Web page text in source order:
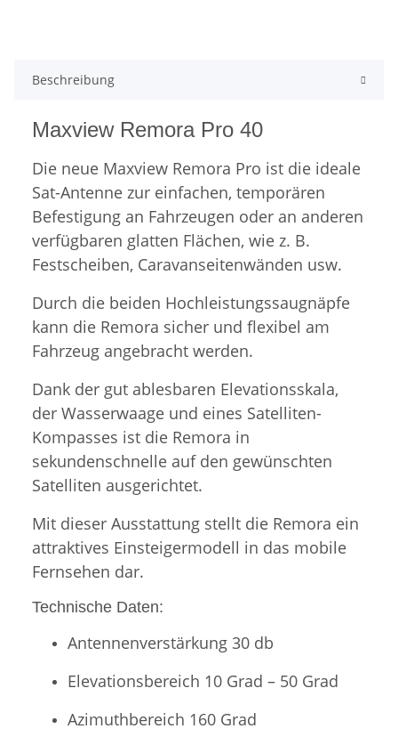
Beschreibung
Maxview Remora Pro 40
Die neue Maxview Remora Pro ist die ideale
Sat-Antenne zur einfachen, temporären
Befestigung an Fahrzeugen oder an anderen
verfügbaren glatten Flächen, wie z. B.
Festscheiben, Caravanseitenwänden usw.
Durch die beiden Hochleistungssaugnäpfe
kann die Remora sicher und flexibel am
Fahrzeug angebracht werden.
Dank der gut ablesbaren Elevationsskala,
der Wasserwaage und eines Satelliten-
Kompasses ist die Remora in
sekundenschnelle auf den gewünschten
Satelliten ausgerichtet.
Mit dieser Ausstattung stellt die Remora ein
attraktives Einsteigermodell in das mobile
Fernsehen dar.
Technische Daten:
Antennenverstärkung 30 db
Elevationsbereich 10 Grad – 50 Grad
Azimuthbereich 160 Grad